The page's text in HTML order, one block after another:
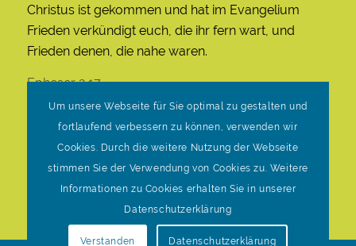
Christus ist gekommen und hat im Evangelium
Frieden verkündigt euch, die ihr fern wart, und
Frieden denen, die nahe waren.
Epheser 2,17
© Evangelische Brüder-Unität – Herrnhuter
Brüdergemeine
Weitere Informationen finden Sie hier
Um unsere Webseite für Sie optimal zu gestalten und
fortlaufend verbessern zu können, verwenden wir
Cookies. Durch die weitere Nutzung der Webseite
stimmen Sie der Verwendung von Cookies zu. Weitere
Informationen zu Cookies erhalten Sie in unserer
Datenschutzerklärung
Verstanden Datenschutzerklärung